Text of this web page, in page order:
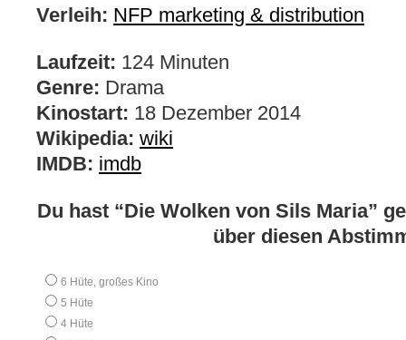
Verleih: NFP marketing & distribution
Laufzeit: 124 Minuten
Genre: Drama
Kinostart: 18 Dezember 2014
Wikipedia: wiki
IMDB: imdb
Du hast “Die Wolken von Sils Maria”
über diesen
6 Hüte, großes Kino
5 Hüte
4 Hüte